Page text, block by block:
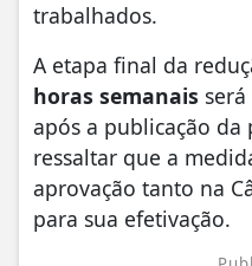
trabalhados.
A etapa final da
horas semanais
após a publicação
ressaltar que a
aprovação tanto na
para sua efetivação.